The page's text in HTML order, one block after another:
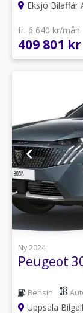
Eksjö Bilaffär
fr. 6 640 kr/mån
409 801 kr
Ny 2024
Peugeot
Bensin
Uppsala